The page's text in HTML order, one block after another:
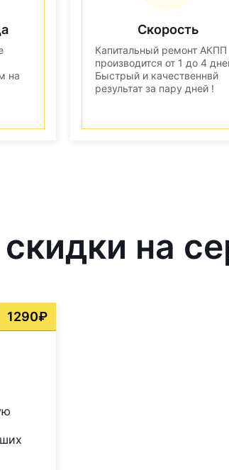
на
Скорость
Капитальный ремонт АКПП
производится от 1 до 4
Быстрый и качественнвй
результат за пару дней !
на
1290₽